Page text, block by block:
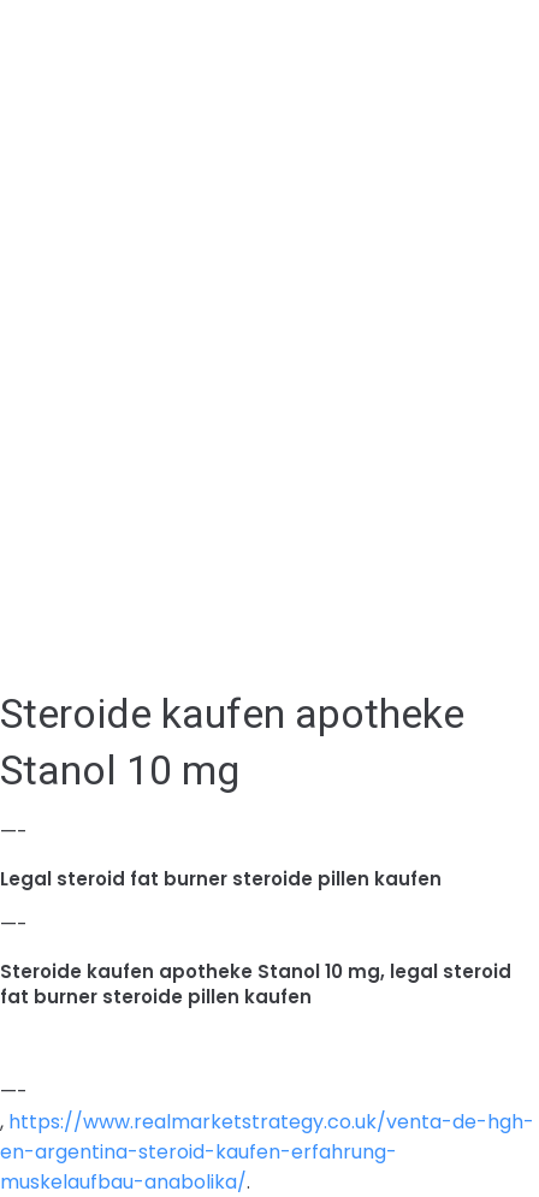
Steroide kaufen apotheke
Stanol 10 mg
—-
Legal steroid fat burner steroide pillen kaufen
—-
Steroide kaufen apotheke Stanol 10 mg, legal steroid
fat burner steroide pillen kaufen
—-
, https://www.realmarketstrategy.co.uk/venta-de-hgh-
en-argentina-steroid-kaufen-erfahrung-
muskelaufbau-anabolika/.